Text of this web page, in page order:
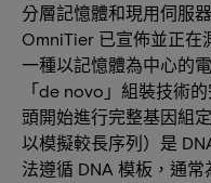
分層記憶體和現用伺服器
OmniTier 已宣佈並正
一種以記憶體為中心的
「de novo」組裝技術
頭開始進行完整基因組
以模擬較長序列）是
法遵循 DNA 模板，通